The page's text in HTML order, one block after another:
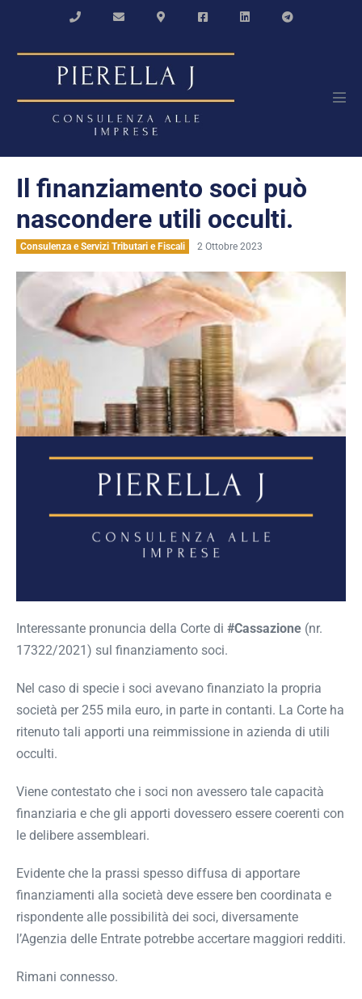
contenuto
Il finanziamento soci può
nascondere utili occulti.
Consulenza e Servizi Tributari e Fiscali 2 Ottobre 2023
Interessante pronuncia della Corte di #Cassazione (nr.
17322/2021) sul finanziamento soci.
Nel caso di specie i soci avevano finanziato la propria
società per 255 mila euro, in parte in contanti. La Corte ha
ritenuto tali apporti una reimmissione in azienda di utili
occulti.
Viene contestato che i soci non avessero tale capacità
finanziaria e che gli apporti dovessero essere coerenti con
le delibere assembleari.
Evidente che la prassi spesso diffusa di apportare
finanziamenti alla società deve essere ben coordinata e
rispondente alle possibilità dei soci, diversamente
l’Agenzia delle Entrate potrebbe accertare maggiori redditi.
Rimani connesso.